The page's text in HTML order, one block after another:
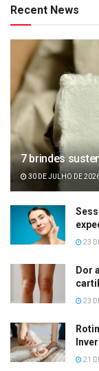
Recent News
7 brindes
30 DE JULHO DE
23
Dor
23
21